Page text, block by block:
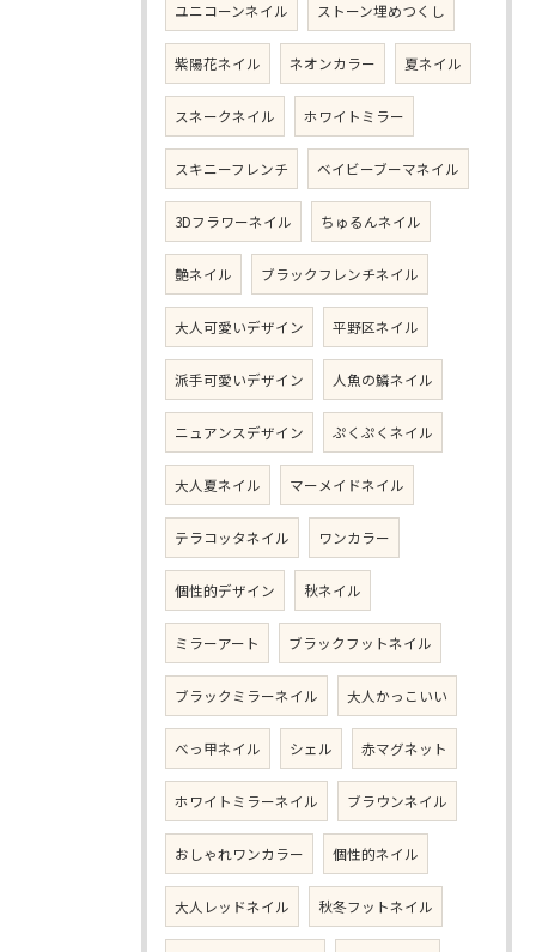
ユニコーンネイル ストーン埋めつくし
紫陽花ネイル ネオンカラー 夏ネイル
スネークネイル ホワイトミラー
スキニーフレンチ ベイビーブーマネイル
3Dフラワーネイル ちゅるんネイル
艶ネイル ブラックフレンチネイル
大人可愛いデザイン 平野区ネイル
派手可愛いデザイン 人魚の鱗ネイル
ニュアンスデザイン ぷくぷくネイル
大人夏ネイル マーメイドネイル
テラコッタネイル ワンカラー
個性的デザイン 秋ネイル
ミラーアート ブラックフットネイル
ブラックミラーネイル 大人かっこいい
べっ甲ネイル シェル 赤マグネット
ホワイトミラーネイル ブラウンネイル
おしゃれワンカラー 個性的ネイル
大人レッドネイル 秋冬フットネイル